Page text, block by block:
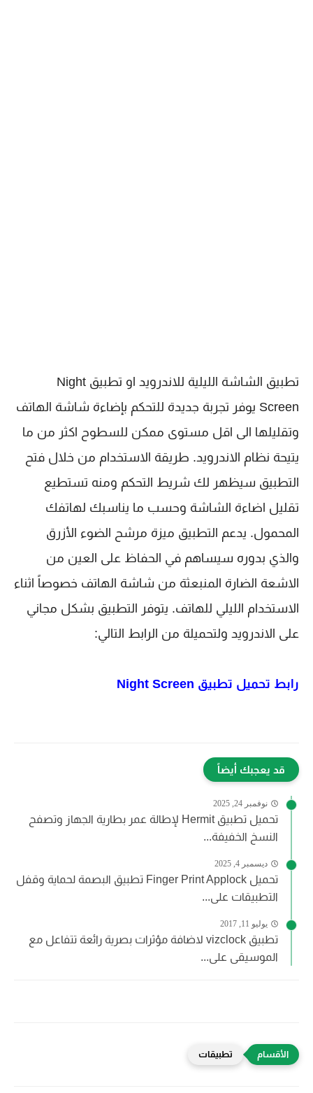
تطبيق الشاشة الليلية للاندرويد او تطبيق Night
Screen يوفر تجربة جديدة للتحكم بإضاءة شاشة الهاتف
وتقليلها الى اقل مستوى ممكن للسطوح اكثر من ما
يتيحة نظام الاندرويد. طريقة الاستخدام من خلال فتح
التطبيق سيظهر لك شريط التحكم ومنه تستطيع
تقليل اضاءة الشاشة وحسب ما يناسبك لهاتفك
المحمول. يدعم التطبيق ميزة مرشح الضوء الأزرق
والذي بدوره سيساهم في الحفاظ على العين من
الاشعة الضارة المنبعثة من شاشة الهاتف خصوصاً اثناء
الاستخدام الليلي للهاتف. يتوفر التطبيق بشكل مجاني
على الاندرويد ولتحميلة من الرابط التالي:
رابط تحميل تطبيق Night Screen
قد يعجبك أيضاً
نوفمبر 24, 2025
تحميل تطبيق Hermit لإطالة عمر بطارية الجهاز وتصفح
النسخ الخفيفة...
ديسمبر 4, 2025
تحميل Finger Print Applock تطبيق البصمة لحماية وقفل
التطبيقات على...
يوليو 11, 2017
تطبيق vizclock لاضافة مؤثرات بصرية رائعة تتفاعل مع
الموسيقى على...
تطبيقات